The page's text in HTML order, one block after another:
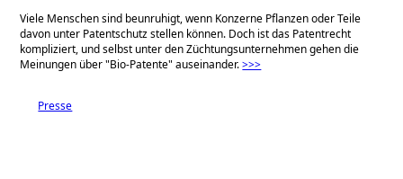
Viele Menschen sind beunruhigt, wenn Konzerne Pflanzen oder Teile
davon unter Patentschutz stellen können. Doch ist das Patentrecht
kompliziert, und selbst unter den Züchtungsunternehmen gehen die
Meinungen über Bio-Patente auseinander.>>>
Presse